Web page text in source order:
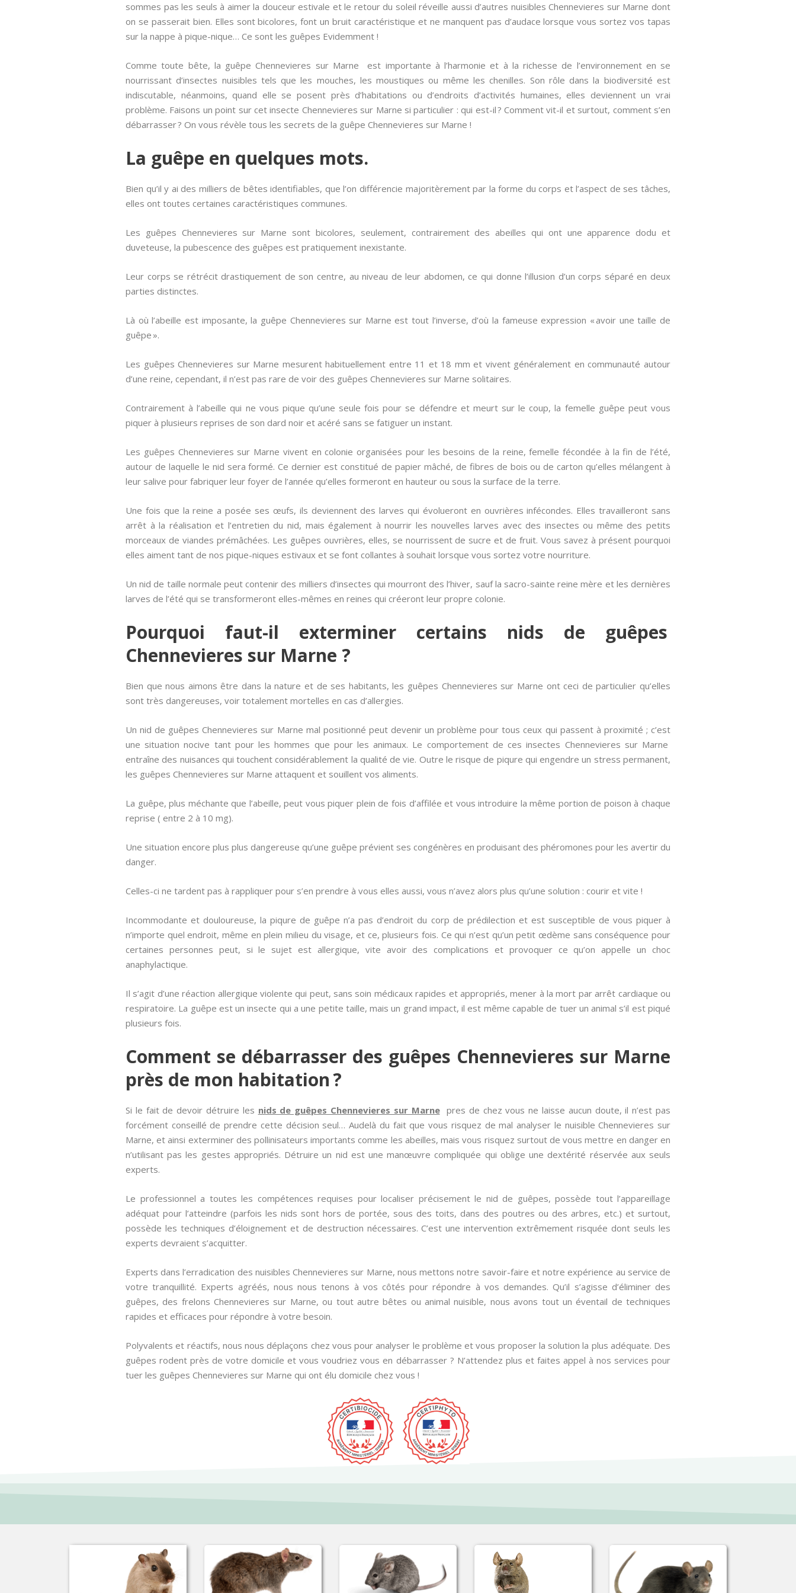
sommes pas les seuls à aimer la douceur estivale et le retour du soleil réveille aussi d’autres nuisibles Chennevieres sur Marne dont
on se passerait bien. Elles sont bicolores, font un bruit caractéristique et ne manquent pas d’audace lorsque vous sortez vos tapas
sur la nappe à pique-nique… Ce sont les guêpes Evidemment !
Comme toute bête, la guêpe Chennevieres sur Marne est importante à l’harmonie et à la richesse de l’environnement en se
nourrissant d’insectes nuisibles tels que les mouches, les moustiques ou même les chenilles. Son rôle dans la biodiversité est
indiscutable, néanmoins, quand elle se posent près d’habitations ou d’endroits d’activités humaines, elles deviennent un vrai
problème. Faisons un point sur cet insecte Chennevieres sur Marne si particulier : qui est-il ? Comment vit-il et surtout, comment s’en
débarrasser ? On vous révèle tous les secrets de la guêpe Chennevieres sur Marne !
La guêpe en quelques mots.
Bien qu’il y ai des milliers de bêtes identifiables, que l’on différencie majoritèrement par la forme du corps et l’aspect de ses tâches,
elles ont toutes certaines caractéristiques communes.
Les guêpes Chennevieres sur Marne sont bicolores, seulement, contrairement des abeilles qui ont une apparence dodu et
duveteuse, la pubescence des guêpes est pratiquement inexistante.
Leur corps se rétrécit drastiquement de son centre, au niveau de leur abdomen, ce qui donne l’illusion d’un corps séparé en deux
parties distinctes.
Là où l’abeille est imposante, la guêpe Chennevieres sur Marne est tout l’inverse, d’où la fameuse expression « avoir une taille de
guêpe ».
Les guêpes Chennevieres sur Marne mesurent habituellement entre 11 et 18 mm et vivent généralement en communauté autour
d’une reine, cependant, il n’est pas rare de voir des guêpes Chennevieres sur Marne solitaires.
Contrairement à l’abeille qui ne vous pique qu’une seule fois pour se défendre et meurt sur le coup, la femelle guêpe peut vous
piquer à plusieurs reprises de son dard noir et acéré sans se fatiguer un instant.
Les guêpes Chennevieres sur Marne vivent en colonie organisées pour les besoins de la reine, femelle fécondée à la fin de l’été,
autour de laquelle le nid sera formé. Ce dernier est constitué de papier mâché, de fibres de bois ou de carton qu’elles mélangent à
leur salive pour fabriquer leur foyer de l’année qu’elles formeront en hauteur ou sous la surface de la terre.
Une fois que la reine a posée ses œufs, ils deviennent des larves qui évolueront en ouvrières infécondes. Elles travailleront sans
arrêt à la réalisation et l’entretien du nid, mais également à nourrir les nouvelles larves avec des insectes ou même des petits
morceaux de viandes prémâchées. Les guêpes ouvrières, elles, se nourrissent de sucre et de fruit. Vous savez à présent pourquoi
elles aiment tant de nos pique-niques estivaux et se font collantes à souhait lorsque vous sortez votre nourriture.
Un nid de taille normale peut contenir des milliers d’insectes qui mourront des l’hiver, sauf la sacro-sainte reine mère et les dernières
larves de l’été qui se transformeront elles-mêmes en reines qui créeront leur propre colonie.
Pourquoi faut-il exterminer certains nids de guêpes
Chennevieres sur Marne ?
Bien que nous aimons être dans la nature et de ses habitants, les guêpes Chennevieres sur Marne ont ceci de particulier qu’elles
sont très dangereuses, voir totalement mortelles en cas d’allergies.
Un nid de guêpes Chennevieres sur Marne mal positionné peut devenir un problème pour tous ceux qui passent à proximité ; c’est
une situation nocive tant pour les hommes que pour les animaux. Le comportement de ces insectes Chennevieres sur Marne
entraîne des nuisances qui touchent considérablement la qualité de vie. Outre le risque de piqure qui engendre un stress permanent,
les guêpes Chennevieres sur Marne attaquent et souillent vos aliments.
La guêpe, plus méchante que l’abeille, peut vous piquer plein de fois d’affilée et vous introduire la même portion de poison à chaque
reprise ( entre 2 à 10 mg).
Une situation encore plus plus dangereuse qu’une guêpe prévient ses congénères en produisant des phéromones pour les avertir du
danger.
Celles-ci ne tardent pas à rappliquer pour s’en prendre à vous elles aussi, vous n’avez alors plus qu’une solution : courir et vite !
Incommodante et douloureuse, la piqure de guêpe n’a pas d’endroit du corp de prédilection et est susceptible de vous piquer à
n’importe quel endroit, même en plein milieu du visage, et ce, plusieurs fois. Ce qui n’est qu’un petit œdème sans conséquence pour
certaines personnes peut, si le sujet est allergique, vite avoir des complications et provoquer ce qu’on appelle un choc
anaphylactique.
Il s’agit d’une réaction allergique violente qui peut, sans soin médicaux rapides et appropriés, mener à la mort par arrêt cardiaque ou
respiratoire. La guêpe est un insecte qui a une petite taille, mais un grand impact, il est même capable de tuer un animal s’il est piqué
plusieurs fois.
Comment se débarrasser des guêpes Chennevieres sur Marne
près de mon habitation ?
Si le fait de devoir détruire les nids de guêpes Chennevieres sur Marnepres de chez vous ne laisse aucun doute, il n’est pas
forcément conseillé de prendre cette décision seul… Audelà du fait que vous risquez de mal analyser le nuisible Chennevieres sur
Marne, et ainsi exterminer des pollinisateurs importants comme les abeilles, mais vous risquez surtout de vous mettre en danger en
n’utilisant pas les gestes appropriés. Détruire un nid est une manœuvre compliquée qui oblige une dextérité réservée aux seuls
experts.
Le professionnel a toutes les compétences requises pour localiser précisement le nid de guêpes, possède tout l’appareillage
adéquat pour l’atteindre (parfois les nids sont hors de portée, sous des toits, dans des poutres ou des arbres, etc.) et surtout,
possède les techniques d’éloignement et de destruction nécessaires. C’est une intervention extrêmement risquée dont seuls les
experts devraient s’acquitter.
Experts dans l’erradication des nuisibles Chennevieres sur Marne, nous mettons notre savoir-faire et notre expérience au service de
votre tranquillité. Experts agréés, nous nous tenons à vos côtés pour répondre à vos demandes. Qu’il s’agisse d’éliminer des
guêpes, des frelons Chennevieres sur Marne, ou tout autre bêtes ou animal nuisible, nous avons tout un éventail de techniques
rapides et efficaces pour répondre à votre besoin.
Polyvalents et réactifs, nous nous déplaçons chez vous pour analyser le problème et vous proposer la solution la plus adéquate. Des
guêpes rodent près de votre domicile et vous voudriez vous en débarrasser ? N’attendez plus et faites appel à nos services pour
tuer les guêpes Chennevieres sur Marne qui ont élu domicile chez vous !